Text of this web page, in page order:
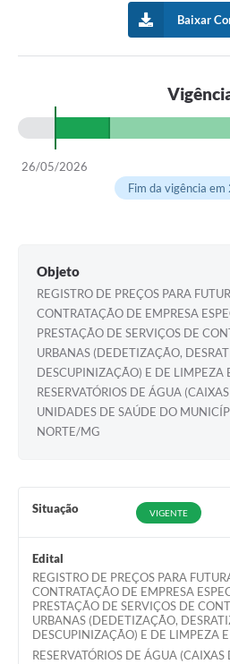
Baixar
26/05/2026
Fim da vigência em
Objeto
REGISTRO DE PREÇOS PARA
CONTRATAÇÃO DE EMPRESA
PRESTAÇÃO DE SERVIÇOS DE
URBANAS (DEDETIZAÇÃO,
DESCUPINIZAÇÃO) E DE LIMPEZA
RESERVATÓRIOS DE ÁGUA
UNIDADES DE SAÚDE DO
NORTE/MG
Situação VIGENTE
Edital
REGISTRO DE PREÇOS PARA
CONTRATAÇÃO DE EMPRESA
PRESTAÇÃO DE SERVIÇOS DE
URBANAS (DEDETIZAÇÃO,
DESCUPINIZAÇÃO) E DE LIMPEZA
RESERVATÓRIOS DE ÁGUA (CAIXAS